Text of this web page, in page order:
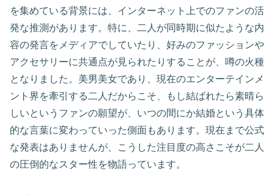
を集めている背景には、インターネット上でのファンの活
発な推測があります。特に、二人が同時期に似たような内
容の発言をメディアでしていたり、好みのファッションや
アクセサリーに共通点が見られたりすることが、噂の火種
となりました。美男美女であり、現在のエンターテインメ
ント界を牽引する二人だからこそ、もし結ばれたら素晴ら
しいというファンの願望が、いつの間にか結婚という具体
的な言葉に変わっていった側面もあります。現在まで公式
な発表はありませんが、こうした注目度の高さこそが二人
の圧倒的なスター性を物語っています。